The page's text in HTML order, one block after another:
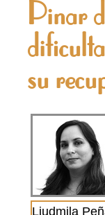
Pinar
su
Liudmila